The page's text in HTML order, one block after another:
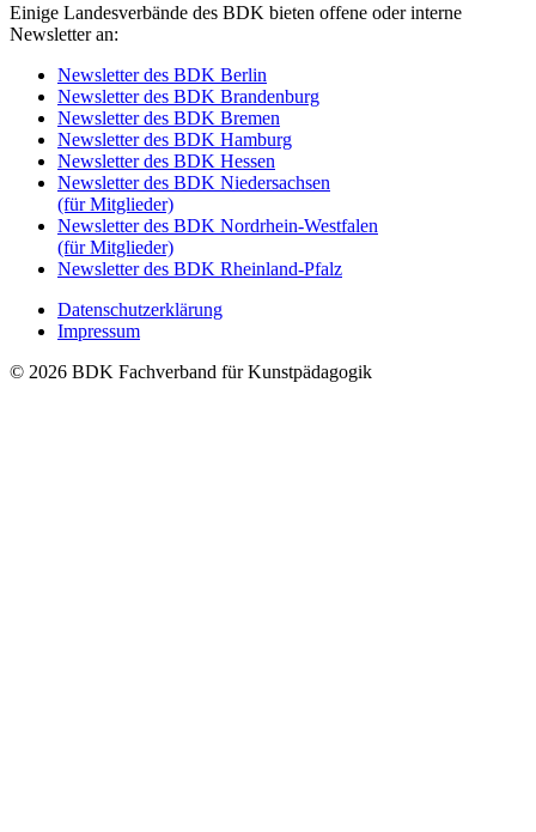
Einige Landesverbände des BDK bieten offene oder interne
Newsletter an:
Newsletter des BDK Berlin
Newsletter des BDK Brandenburg
Newsletter des BDK Bremen
Newsletter des BDK Hamburg
Newsletter des BDK Hessen
Newsletter des BDK Niedersachsen
(für Mitglieder)
Newsletter des BDK Nordrhein-Westfalen
(für Mitglieder)
Newsletter des BDK Rheinland-Pfalz
Datenschutzerklärung
Impressum
© 2026 BDK Fachverband für Kunstpädagogik